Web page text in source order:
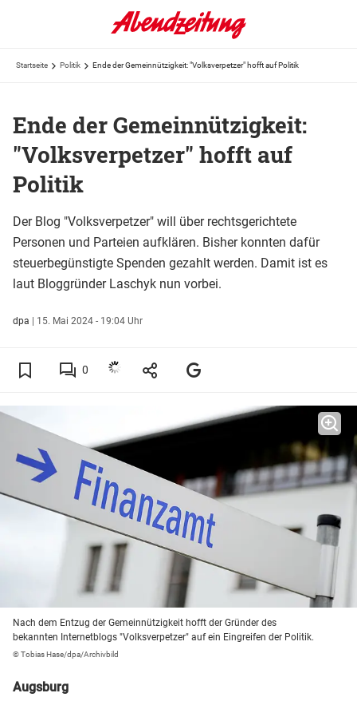
Startseite Politik Ende der Gemeinnützigkeit: "Volksverpetzer" hofft auf Politik
Ende der Gemeinnützigkeit:
"Volksverpetzer" hofft auf
Politik
Der Blog "Volksverpetzer" will über rechtsgerichtete
Personen und Parteien aufklären. Bisher konnten dafür
steuerbegünstigte Spenden gezahlt werden. Damit ist es
laut Bloggründer Laschyk nun vorbei.
dpa | 15. Mai 2024 - 19:04 Uhr
0
Nach dem Entzug der Gemeinnützigkeit hofft der Gründer des
bekannten Internetblogs "Volksverpetzer" auf ein Eingreifen der Politik.
© Tobias Hase/dpa/Archivbild
Augsburg